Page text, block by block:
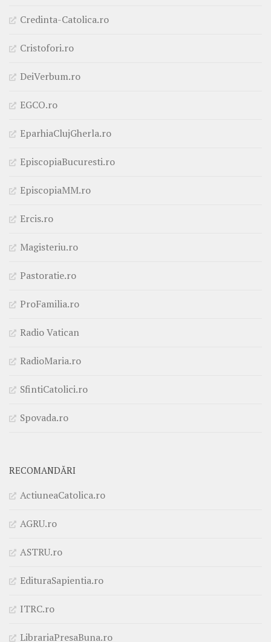
Credinta-Catolica.ro
Cristofori.ro
DeiVerbum.ro
EGCO.ro
EparhiaClujGherla.ro
EpiscopiaBucuresti.ro
EpiscopiaMM.ro
Ercis.ro
Magisteriu.ro
Pastoratie.ro
ProFamilia.ro
Radio Vatican
RadioMaria.ro
SfintiCatolici.ro
Spovada.ro
RECOMANDĂRI
ActiuneaCatolica.ro
AGRU.ro
ASTRU.ro
EdituraSapientia.ro
ITRC.ro
LibrariaPresaBuna.ro